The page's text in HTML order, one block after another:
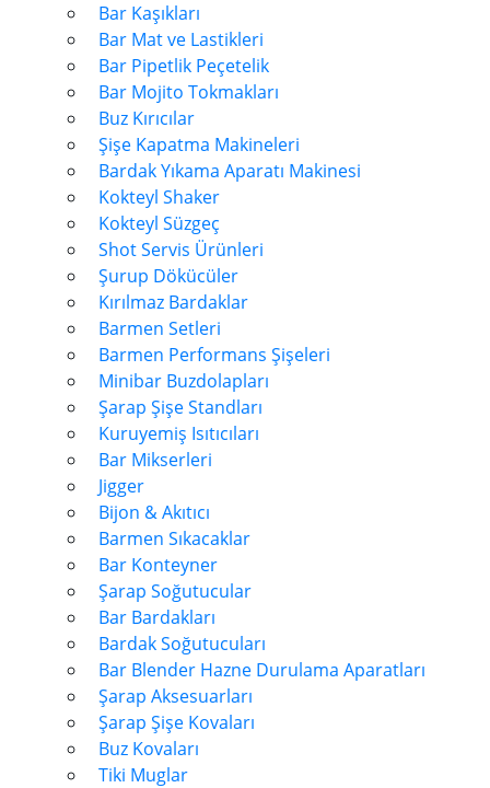
Bar Kaşıkları
Bar Mat ve Lastikleri
Bar Pipetlik Peçetelik
Bar Mojito Tokmakları
Buz Kırıcılar
Şişe Kapatma Makineleri
Bardak Yıkama Aparatı Makinesi
Kokteyl Shaker
Kokteyl Süzgeç
Shot Servis Ürünleri
Şurup Dökücüler
Kırılmaz Bardaklar
Barmen Setleri
Barmen Performans Şişeleri
Minibar Buzdolapları
Şarap Şişe Standları
Kuruyemiş Isıtıcıları
Bar Mikserleri
Jigger
Bijon & Akıtıcı
Barmen Sıkacaklar
Bar Konteyner
Şarap Soğutucular
Bar Bardakları
Bardak Soğutucuları
Bar Blender Hazne Durulama Aparatları
Şarap Aksesuarları
Şarap Şişe Kovaları
Buz Kovaları
Tiki Muglar